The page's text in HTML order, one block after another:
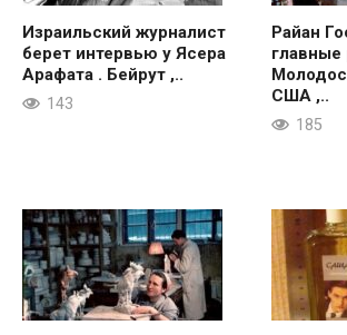
Израильский журналист
берет интервью у Ясера
Арафата . Бейрут ,..
143
Райан
главные
США ,..
185